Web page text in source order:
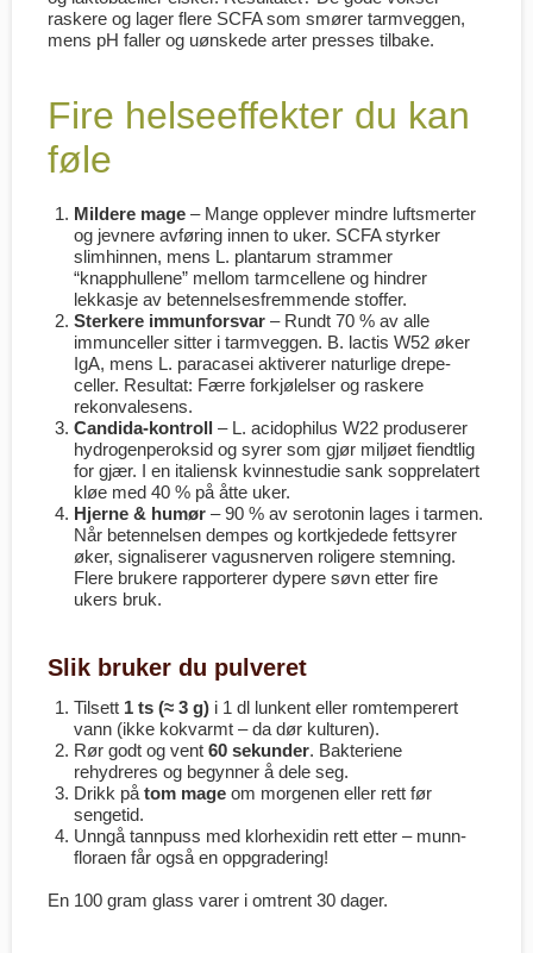
raskere og lager flere SCFA som smører tarmveggen,
mens pH faller og uønskede arter presses tilbake.
Fire helseeffekter du kan
føle
Mildere mage – Mange opplever mindre luftsmerter
og jevnere avføring innen to uker. SCFA styrker
slimhinnen, mens L. plantarum strammer
“knapphullene” mellom tarmcellene og hindrer
lekkasje av betennelses­fremmende stoffer.
Sterkere immunforsvar – Rundt 70 % av alle
immunceller sitter i tarm­veggen. B. lactis W52 øker
IgA, mens L. paracasei aktiverer naturlige drepe­
celler. Resultat: Færre forkjølelser og raskere
rekonvalesens.
Candida-kontroll – L. acidophilus W22 produserer
hydrogen­peroksid og syrer som gjør miljøet fiendtlig
for gjær. I en italiensk kvinne­studie sank sopp­relatert
kløe med 40 % på åtte uker.
Hjerne & humør – 90 % av serotonin lages i tarmen.
Når betennelsen dempes og kortkjedede fettsyrer
øker, signaliserer vagus­nerven roligere stemning.
Flere brukere rapporterer dypere søvn etter fire
ukers bruk.
Slik bruker du pulveret
Tilsett 1 ts (≈ 3 g) i 1 dl lunkent eller romtemperert
vann (ikke kokvarmt – da dør kulturen).
Rør godt og vent 60 sekunder. Bakteriene
rehydreres og begynner å dele seg.
Drikk på tom mage om morgenen eller rett før
sengetid.
Unngå tannpuss med klorhexidin rett etter – munn­
floraen får også en oppgradering!
En 100 gram glass varer i omtrent 30 dager.